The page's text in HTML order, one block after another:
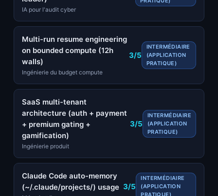
IA pour l'audit cyber
Multi-run resume engineering
on bounded compute (12h
walls)
Ingénierie du budget compute
3/5
INTERMÉDIAIRE
(APPLICATION
PRATIQUE)
SaaS multi-tenant
architecture (auth + payment
+ premium gating +
gamification)
Ingénierie produit
3/5
INTERMÉDIAIRE
(APPLICATION
PRATIQUE)
Claude Code auto-memory
(~/.claude/projects/) usage 3/5
INTERMÉDIAIRE
(APPLICATION
PRATIQUE)